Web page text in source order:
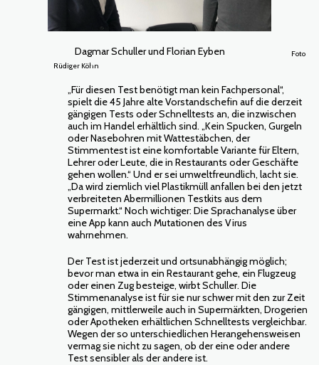
Dagmar Schuller und Florian Eyben
Foto
Rüdiger Köhn
„Für diesen Test benötigt man kein Fachpersonal“,
spielt die 45 Jahre alte Vorstandschefin auf die derzeit
gängigen Tests oder Schnelltests an, die inzwischen
auch im Handel erhältlich sind. „Kein Spucken, Gurgeln
oder Nasebohren mit Wattestäbchen, der
Stimmentest ist eine komfortable Variante für Eltern,
Lehrer oder Leute, die in Restaurants oder Geschäfte
gehen wollen.“ Und er sei umweltfreundlich, lacht sie.
„Da wird ziemlich viel Plastikmüll anfallen bei den jetzt
verbreiteten Abermillionen Testkits aus dem
Supermarkt.“ Noch wichtiger: Die Sprachanalyse über
eine App kann auch Mutationen des Virus
wahrnehmen.
Der Test ist jederzeit und ortsunabhängig möglich;
bevor man etwa in ein Restaurant gehe, ein Flugzeug
oder einen Zug besteige, wirbt Schuller. Die
Stimmenanalyse ist für sie nur schwer mit den zur Zeit
gängigen, mittlerweile auch in Supermärkten, Drogerien
oder Apotheken erhältlichen Schnelltests vergleichbar.
Wegen der so unterschiedlichen Herangehensweisen
vermag sie nicht zu sagen, ob der eine oder andere
Test sensibler als der andere ist.